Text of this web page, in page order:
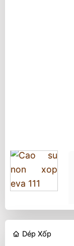
Dép Xốp